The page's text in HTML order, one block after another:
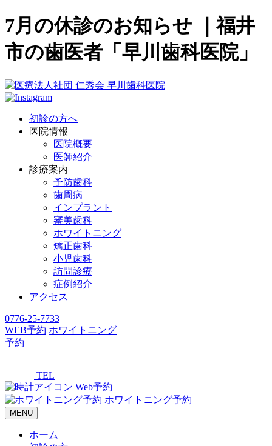
7月の休診のお知らせ ｜福井
市の歯医者「早川歯科医院」
初診の方へ
医院情報
医院概要
医師紹介
診療案内
予防歯科
歯周病
インプラント
審美歯科
ホワイトニング
矯正歯科
小児歯科
訪問診療
症例紹介
アクセス
0776-25-7733
WEB予約 ホワイトニング
予約
TEL
Web予約
ホワイトニング予約
MENU
ホーム